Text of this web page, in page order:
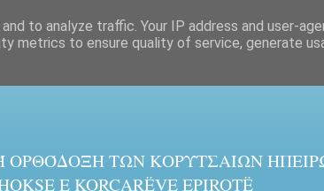
ΟΡΘΌΔΟΞΗ ΤΩΝ ΚΟΡΥΤΣΑΙΩΝ
E KORÇARËVE EPIROTË
to analyze traffic. Your IP address and user-
metrics to ensure quality of service, generate